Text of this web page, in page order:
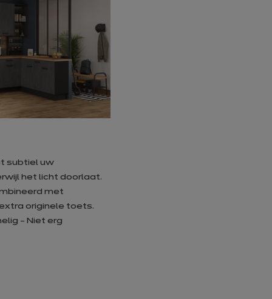
subtiel uw
het licht doorlaat.
met
originele toets.
- Niet erg